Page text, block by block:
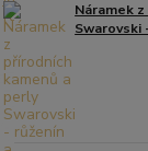
Náramek
Swarovski